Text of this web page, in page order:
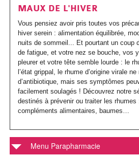
visages
jour
Crèmes
teintées
et
BB
Crèmes
Par
action
Visage
Anti-
âge
Anti-
tâches
Eclat
Par
type
peau
Visage
Peau
jeune
acnéique
teint
Maquillage
de
teint
BB
crème
Soins
Poudre
Les
yeux
Maquillage
Mascara
Crayon
Fard
à
paupières
Soins
Jambes
etMaquillage
Covermark
Les
Rouge
CORPS
Les
soins
corps
&
bain
Corps
Gels
douche
Bain
Savons
Gommages
Laits
Soins
spécifiques
Enfant
Homme
CHEVEUX CHEVEUX
Les
soins
cheveux
Cheveux
Shampoings
Après-
shampoings
&
Par
type
Cheveux
colorés
MINCEUR MINCEUR
Les
soins
Minceur
Crèmes
minceur
alimentaires
Soins
Femme
SOLAIRE SOLAIRE
Les
solaires
Crèmes
Huiles
HOMME HOMME
type
visage
Par
Accessoires
Bouillottes
COMPLÉMENTS
MAUX DE L'HIVER
Vous pensiez avoir pris toutes vos
hiver serein : alimentation équilibrée,
nuits de sommeil... Et pourtant un coup
de fatigue, et votre nez se bouche, vos
pleurer et votre tête semble lourde : le
l’état grippal, le rhume d’origine virale
d’antibiotique, mais ses symptômes
facilement soulagés ! Découvrez notre
destinés à prévenir ou traiter les
compléments alimentaires, baumes…
Menu Parapharmacie